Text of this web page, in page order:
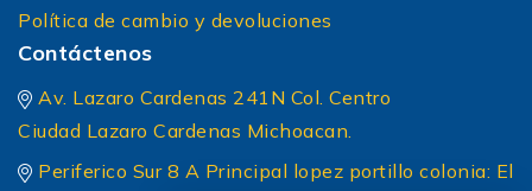
Política de cambio y devoluciones
Contáctenos
Av. Lazaro Cardenas 241N Col. Centro
Ciudad Lazaro Cardenas Michoacan.
Periferico Sur 8 A Principal lopez portillo colonia: El